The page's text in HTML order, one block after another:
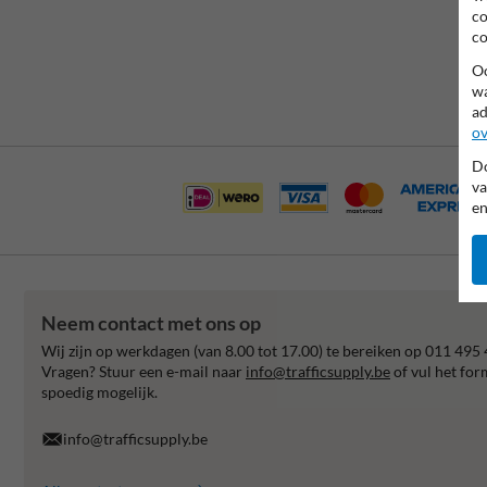
Neem contact met ons op
Wij zijn op werkdagen (van 8.00 tot 17.00) te bereiken op 011 495
Vragen? Stuur een e-mail naar info@trafficsupply.beof vul het
spoedig mogelijk.
info@trafficsupply.be